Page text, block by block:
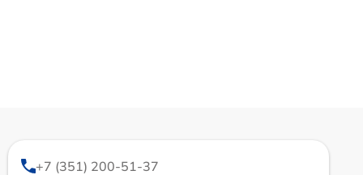
+7 (351) 200-51-37